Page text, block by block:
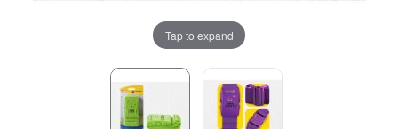
Tap to expand